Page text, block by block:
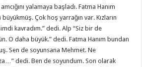
yalamaya başladı. Fatma Hanım
büyükmüş. Çok hoş yarrağın var. Kızların
kavradım.” dedi. Alp “Siz bir de
O daha büyük.” dedi. Fatma Hanım bundan
Sen de soyunsana Mehmet. Ne
dedi. Ben de soyundum. Son olarak